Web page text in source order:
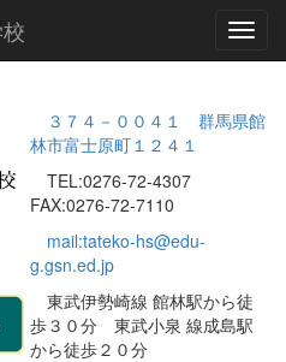
３７４－００４１ 群馬県館
林市富士原町１２４１
TEL:0276-72-4307
FAX:0276-72-7110
mail:tateko-hs@edu-
g.gsn.ed.jp
東武伊勢崎線 館林駅から徒
歩３０分 東武小泉 線成島駅
から徒歩２０分